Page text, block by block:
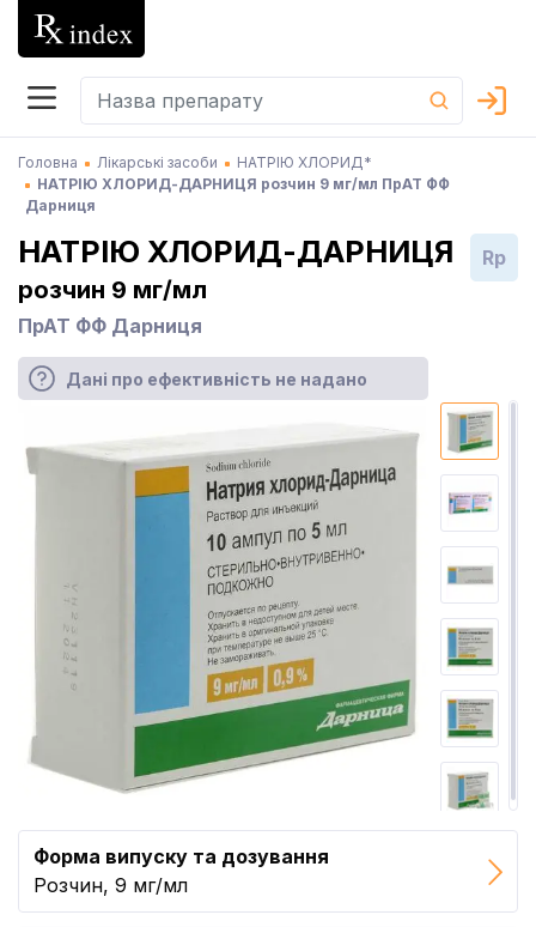
Головна Лікарські засоби
НАТРІЮ ХЛОРИД*
НАТРІЮ ХЛОРИД-ДАРНИЦЯ розчин 9 мг/мл ПрАТ ФФ
Дарниця
НАТРІЮ ХЛОРИД-ДАРНИЦЯ
розчин 9 мг/мл
ПрАТ ФФ Дарниця
Rp
Дані про ефективність не надано
Форма випуску та дозування
Розчин, 9 мг/мл